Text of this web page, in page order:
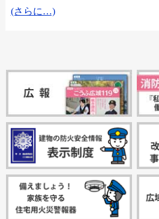
(さらに…)